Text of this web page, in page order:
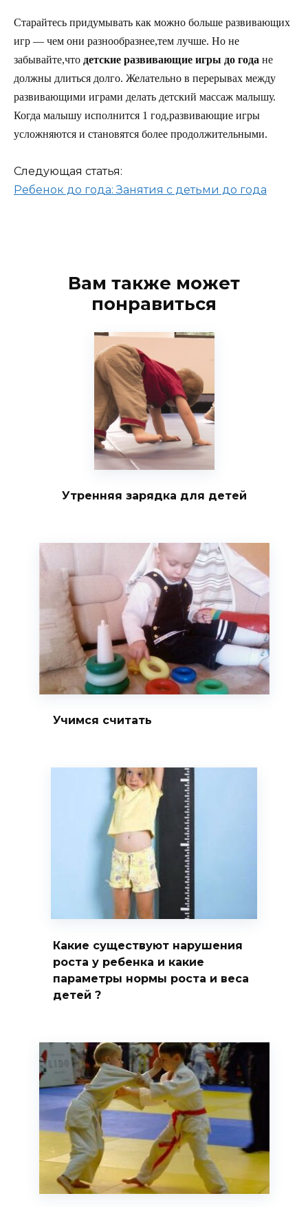
Старайтесь придумывать как можно больше развивающих
игр — чем они разнообразнее,тем лучше. Но не
забывайте,что детские развивающие игры до года не
должны длиться долго. Желательно в перерывах между
развивающими играми делать детский массаж малышу.
Когда малышу исполнится 1 год,развивающие игры
усложняются и становятся более продолжительными.
Следующая статья:
Ребенок до года: Занятия с детьми до года
Вам также может
понравиться
Утренняя зарядка для детей
Учимся считать
Какие существуют нарушения
роста у ребенка и какие
параметры нормы роста и веса
детей ?